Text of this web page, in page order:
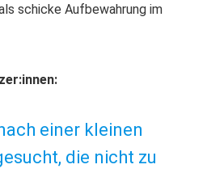
schicke Aufbewahrung im
einer kleinen
die nicht zu